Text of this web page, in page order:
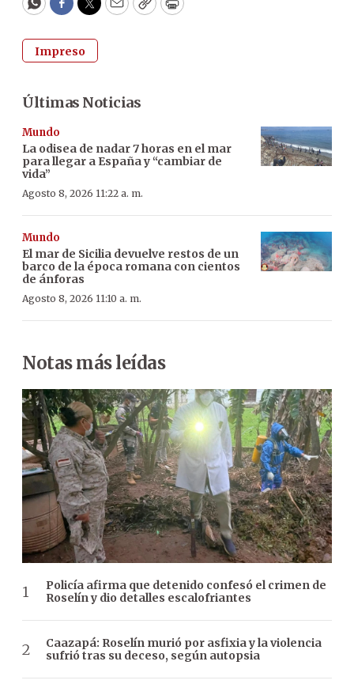
WhatsApp
Facebook
Twitter
EmailCopyPrint
Impreso
Últimas Noticias
Mundo
La odisea de nadar 7 horas en el mar
para llegar a España y “cambiar de
vida”
Agosto 8, 2026 11:22 a. m.
Mundo
El mar de Sicilia devuelve restos de un
barco de la época romana con cientos
de ánforas
Agosto 8, 2026 11:10 a. m.
Notas más leídas
Policía afirma que detenido confesó el crimen de
Roselín y dio detalles escalofriantes
Caazapá: Roselín murió por asfixia y la violencia
sufrió tras su deceso, según autopsia